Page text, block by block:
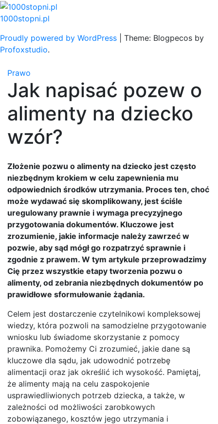
Skip
to
1000stopni.pl
Proudly powered by WordPress
Theme: Blogpecos by
Profoxstudio.
Prawo
Jak napisać pozew o
alimenty na dziecko
wzór?
Złożenie pozwu o alimenty na dziecko jest często
niezbędnym krokiem w celu zapewnienia mu
odpowiednich środków utrzymania. Proces ten, choć
może wydawać się skomplikowany, jest ściśle
uregulowany prawnie i wymaga precyzyjnego
przygotowania dokumentów. Kluczowe jest
zrozumienie, jakie informacje należy zawrzeć w
pozwie, aby sąd mógł go rozpatrzyć sprawnie i
zgodnie z prawem. W tym artykule przeprowadzimy
Cię przez wszystkie etapy tworzenia pozwu o
alimenty, od zebrania niezbędnych dokumentów po
prawidłowe sformułowanie żądania.
Celem jest dostarczenie czytelnikowi kompleksowej
wiedzy, która pozwoli na samodzielne przygotowanie
wniosku lub świadome skorzystanie z pomocy
prawnika. Pomożemy Ci zrozumieć, jakie dane są
kluczowe dla sądu, jak udowodnić potrzebę
alimentacji oraz jak określić ich wysokość. Pamiętaj,
że alimenty mają na celu zaspokojenie
usprawiedliwionych potrzeb dziecka, a także, w
zależności od możliwości zarobkowych
zobowiązanego, kosztów jego utrzymania i